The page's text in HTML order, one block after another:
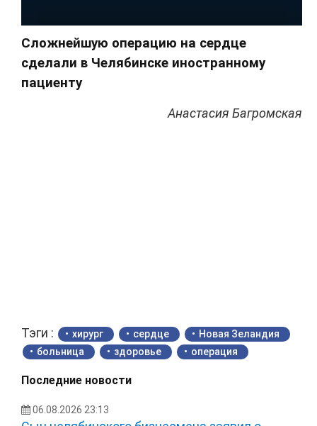
Сложнейшую операцию на сердце
сделали в Челябинске иностранному
пациенту
Анастасия Багромская
Тэги : хирург сердце
Новая Зеландия
больница
здоровье операция
Последние новости
06.08.2026 23:13